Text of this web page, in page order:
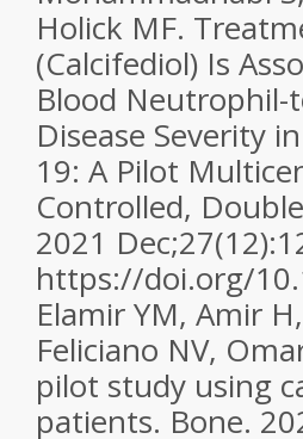
Holick MF.
(Calcifediol) Is
Blood
Disease Severity
19: A Pilot
Controlled,
2021
https://doi.org/
Elamir YM, Amir
Feliciano NV,
pilot study using
patients. Bone.